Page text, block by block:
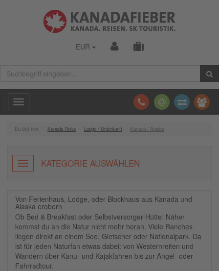
EUR
Toggle
navigation
Du bist hier: Kanada Reise Lodge / Unterkunft Kanada / Alaska
KATEGORIE AUSWÄHLEN
Von Ferienhaus, Lodge, oder Blockhaus aus Kanada und
Alaska erobern
Ob Bed & Breakfast oder Selbstversorger-Hütte: Näher
kommst du an die Natur nicht mehr heran. Viele Ranches
liegen direkt an einem See, Gletscher oder Nationalpark. Da
ist für jeden Naturfan etwas dabei: von Westernreiten und
Wandern über Kanu- und Kajakfahren bis zur Angel- oder
Fahrradtour.